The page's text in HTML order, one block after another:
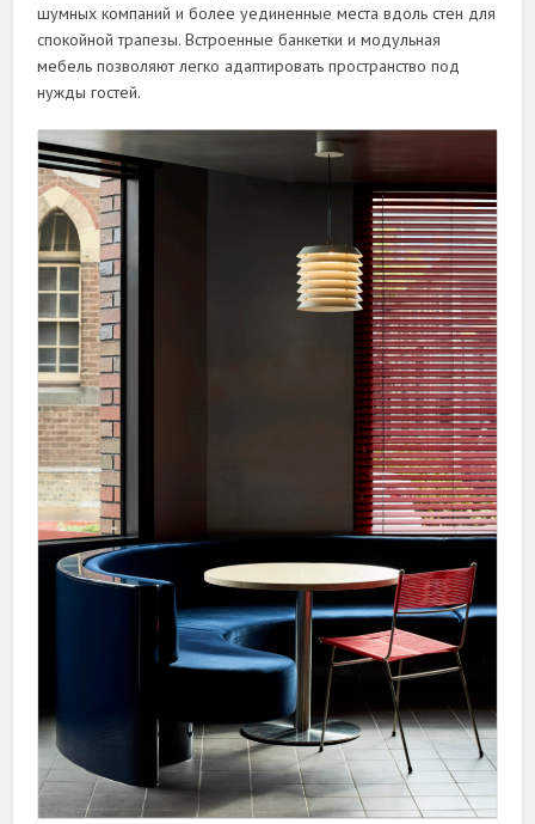
шумных компаний и более уединенные места вдоль стен для
спокойной трапезы. Встроенные банкетки и модульная
мебель позволяют легко адаптировать пространство под
нужды гостей.